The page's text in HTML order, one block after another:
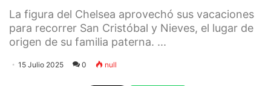
La figura del Chelsea aprovechó sus vacaciones
para recorrer San Cristóbal y Nieves, el lugar de
origen de su familia paterna. ...
15 Julio 2025 0 null